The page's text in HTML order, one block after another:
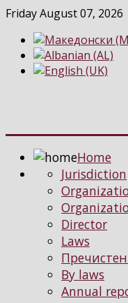
Friday August 07, 2026
Home
Jurisdiction
Director
Laws
By laws
Annual